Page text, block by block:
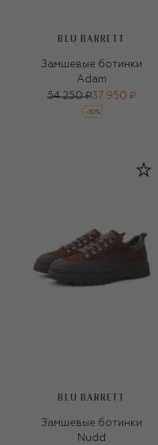
BLU BARRETT
Замшевые ботинки
Adam
54 250 ₽37 950 ₽
-30%
BLU BARRETT
Замшевые ботинки
Nudd